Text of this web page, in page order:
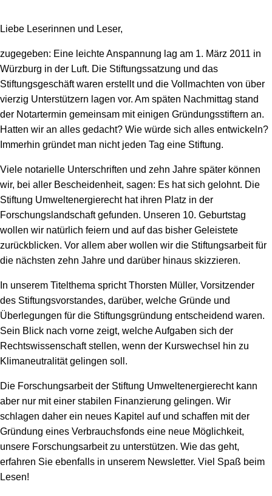
Liebe Leserinnen und Leser,
zugegeben: Eine leichte Anspannung lag am 1. März 2011 in
Würzburg in der Luft. Die Stiftungssatzung und das
Stiftungsgeschäft waren erstellt und die Vollmachten von über
vierzig Unterstützern lagen vor. Am späten Nachmittag stand
der Notartermin gemeinsam mit einigen Gründungsstiftern an.
Hatten wir an alles gedacht? Wie würde sich alles entwickeln?
Immerhin gründet man nicht jeden Tag eine Stiftung.
Viele notarielle Unterschriften und zehn Jahre später können
wir, bei aller Bescheidenheit, sagen: Es hat sich gelohnt. Die
Stiftung Umweltenergierecht hat ihren Platz in der
Forschungslandschaft gefunden. Unseren 10. Geburtstag
wollen wir natürlich feiern und auf das bisher Geleistete
zurückblicken. Vor allem aber wollen wir die Stiftungsarbeit für
die nächsten zehn Jahre und darüber hinaus skizzieren.
In unserem Titelthema spricht Thorsten Müller, Vorsitzender
des Stiftungsvorstandes, darüber, welche Gründe und
Überlegungen für die Stiftungsgründung entscheidend waren.
Sein Blick nach vorne zeigt, welche Aufgaben sich der
Rechtswissenschaft stellen, wenn der Kurswechsel hin zu
Klimaneutralität gelingen soll.
Die Forschungsarbeit der Stiftung Umweltenergierecht kann
aber nur mit einer stabilen Finanzierung gelingen. Wir
schlagen daher ein neues Kapitel auf und schaffen mit der
Gründung eines Verbrauchsfonds eine neue Möglichkeit,
unsere Forschungsarbeit zu unterstützen. Wie das geht,
erfahren Sie ebenfalls in unserem Newsletter. Viel Spaß beim
Lesen!